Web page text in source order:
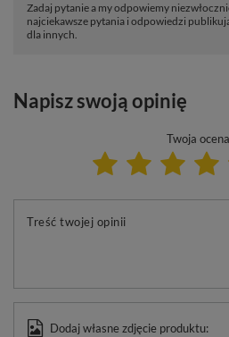
Zadaj pytanie a my odpowiemy
najciekawsze pytania i odpowiedzi
dla innych.
Napisz swoją opinię
Twoja
Treść twojej opinii
Dodaj własne zdjęcie produktu: